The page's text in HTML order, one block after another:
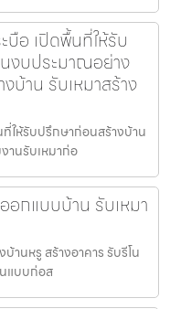
อ เปิดพื้นที่ให้รับ
งบประมาณอย่าง
บ้าน รับเหมาสร้าง
ให้รับปรึกษาก่อนสร้างบ้าน
านรับเหมาก่อ
อกแบบบ้าน รับเหมา
านหรู สร้างอาคาร รับรีโน
แบบก่อส